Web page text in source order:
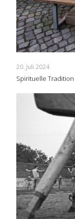
20. Juli 2024
Spirituelle